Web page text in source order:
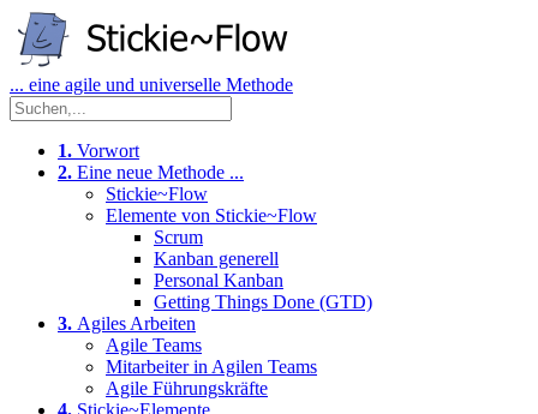
... eine agile und universelle Methode
1. Vorwort
2. Eine neue Methode ...
Stickie~Flow
Elemente von Stickie~Flow
Scrum
Kanban generell
Personal Kanban
Getting Things Done (GTD)
3. Agiles Arbeiten
Agile Teams
Mitarbeiter in Agilen Teams
Agile Führungskräfte
4. Stickie~Elemente